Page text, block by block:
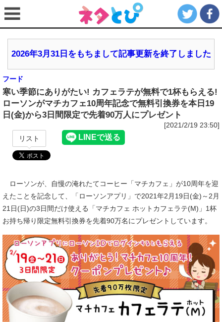
2026年3月31日をもちまして記事更新を終了しました
フード
寒い季節にありがたい! カフェラテが無料で1杯もらえる!
ローソンがマチカフェ10周年記念で無料引換券を本日19
日(金)から3日間限定で先着90万人にプレゼント
[2021/2/19 23:50]
リスト
ローソンが、自慢の淹れたてコーヒー「マチカフェ」が10周年を迎
えたことを記念して、「ローソンアプリ」で2021年2月19日(金)～2月
21日(日)の3日間だけ使える「マチカフェ ホットカフェラテ(M)」1杯
お持ち帰り限定無料引換券を先着90万名にプレゼントしています。